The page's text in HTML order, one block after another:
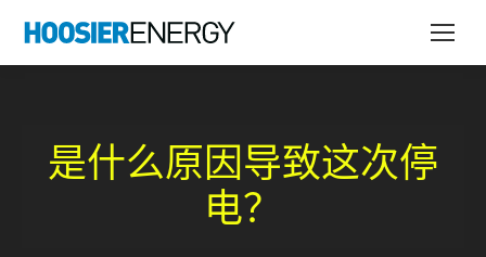
是什么原因导致这次停
电？